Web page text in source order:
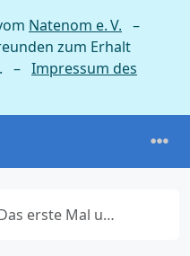
Natenom e. V. –
zum Erhalt
– Impressum des
Mal unterwegs kochen